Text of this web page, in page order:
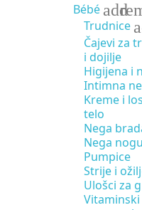
Bébé add
Trudnice
Čajevi za
i dojilje
Higijena i
Intimna
Kreme i
telo
Nega
Nega
Pumpice
Strije i
Ulošci za
Vitaminski